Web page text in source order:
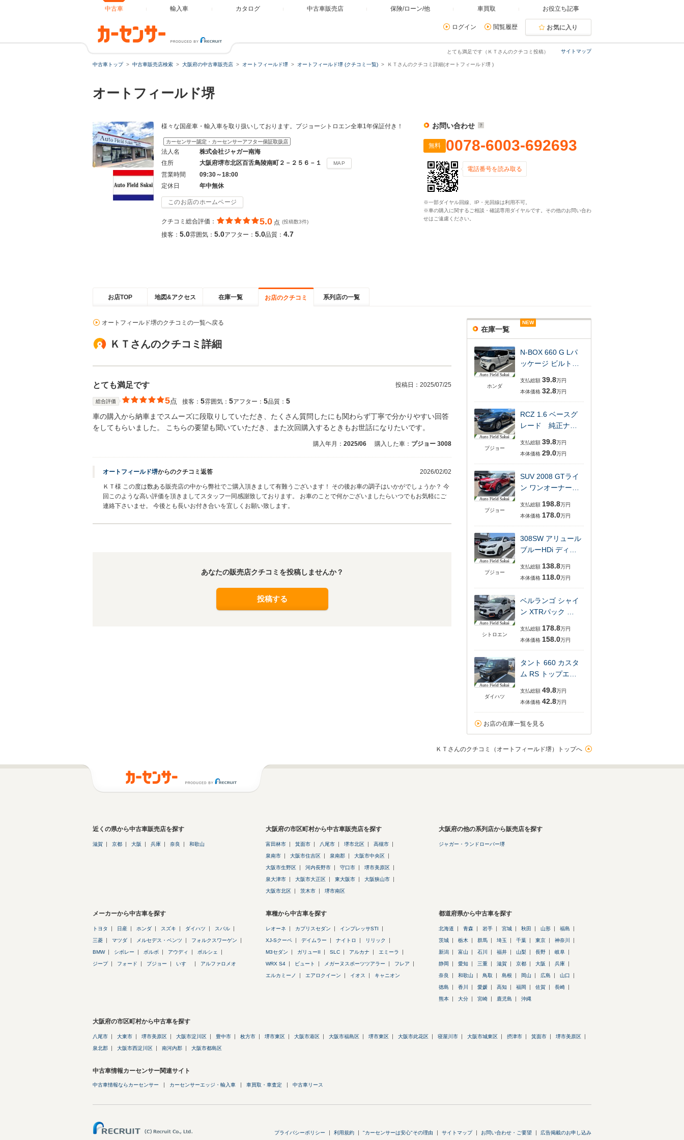
中古車 輸入車 カタログ 中古車販売店 保険/ローン/他 車買取 お役立ち記事
ログイン 閲覧履歴 お気に入り
サイトマップ
とても満足です（ＫＴさんのクチコミ投稿）
中古車トップ 中古車販売店検索 大阪府の中古車販売店 オートフィールド堺 オートフィールド堺 (クチコミ一覧) ＫＴさんのクチコミ詳細(オートフィールド堺 )
オートフィールド堺
様々な国産車・輸入車を取り扱いしております。プジョーシトロエン全車1年保証付き！
カーセンサー認定・カーセンサーアフター保証取扱店
法人名
株式会社ジャガー南海
住所
大阪府堺市北区百舌鳥陵南町２－２５６－１ MAP
営業時間
09:30～18:00
定休日
年中無休
このお店のホームページ
クチコミ総合評価： 5.0 点 (投稿数3件)
接客： 5.0雰囲気： 5.0アフター： 5.0品質： 4.7
お問い合わせ
無料 0078-6003-692693
電話番号を読み取る
※一部ダイヤル回線、IP・光回線は利用不可。
※車の購入に関するご相談・確認専用ダイヤルです。その他のお問い合わ
せはご遠慮ください。
お店TOP 地図&アクセス 在庫一覧 お店のクチコミ 系列店の一覧
オートフィールド堺のクチコミの一覧へ戻る
ＫＴさんのクチコミ詳細
とても満足です 投稿日： 2025/07/25
総合評価 5点 接客： 5雰囲気： 5アフター： 5品質： 5
車の購入から納車までスムーズに段取りしていただき、たくさん質問したにも関わらず丁寧で分かりやすい回答
をしてもらいました。 こちらの要望も聞いていただき、また次回購入するときもお世話になりたいです。
購入年月： 2025/06 購入した車： プジョー 3008
オートフィールド堺からのクチコミ返答 2026/02/02
ＫＴ様 この度は数ある販売店の中から弊社でご購入頂きまして有難うございます！ その後お車の調子はいかがでしょうか？ 今
回このような高い評価を頂きましてスタッフ一同感謝致しております。 お車のことで何かございましたらいつでもお気軽にご
連絡下さいませ。 今後とも長いお付き合いを宜しくお願い致します。
あなたの販売店クチコミを投稿しませんか？
投稿する
在庫一覧
ホンダ
NEW
N-BOX 660 G Lパ
ッケージ ビルト…
支払総額 39.8万円
本体価格 32.8万円
プジョー
NEW
RCZ 1.6 ベースグ
レード 純正ナ…
支払総額 39.8万円
本体価格 29.0万円
プジョー
NEW
SUV 2008 GTライ
ン ワンオーナー…
支払総額 198.8万円
本体価格 178.0万円
プジョー
NEW
308SW アリュール
ブルーHDi ディ…
支払総額 138.8万円
本体価格 118.0万円
シトロエン
ベルランゴ シャイ
ン XTRパック …
支払総額 178.8万円
本体価格 158.0万円
ダイハツ
タント 660 カスタ
ム RS トップエ…
支払総額 49.8万円
本体価格 42.8万円
お店の在庫一覧を見る
ＫＴさんのクチコミ（オートフィールド堺）トップへ
近くの県から中古車販売店を探す
滋賀 京都 大阪 兵庫 奈良 和歌山
大阪府の市区町村から中古車販売店を探す
富田林市 箕面市 八尾市 堺市北区 高槻市
泉南市 大阪市住吉区 泉南郡 大阪市中央区
大阪市生野区 河内長野市 守口市 堺市美原区
泉大津市 大阪市大正区 東大阪市 大阪狭山市
大阪市北区 茨木市 堺市南区
大阪府の他の系列店から販売店を探す
ジャガー・ランドローバー堺
メーカーから中古車を探す
トヨタ 日産 ホンダ スズキ ダイハツ スバル
三菱 マツダ メルセデス・ベンツ フォルクスワーゲン
BMW シボレー ボルボ アウディ ポルシェ
ジープ フォード プジョー いすゞ アルファロメオ
車種から中古車を探す
レオーネ カプリスセダン インプレッサSTI
XJ-Sクーペ デイムラー ナイトロ リリック
M3セダン ガリューII SLC アルカナ エミーラ
WRX S4 ビュート メガーヌスポーツツアラー フレア
エルカミーノ エアロクイーン イオス キャニオン
都道府県から中古車を探す
北海道 青森 岩手 宮城 秋田 山形 福島
茨城 栃木 群馬 埼玉 千葉 東京 神奈川
新潟 富山 石川 福井 山梨 長野 岐阜
静岡 愛知 三重 滋賀 京都 大阪 兵庫
奈良 和歌山 鳥取 島根 岡山 広島 山口
徳島 香川 愛媛 高知 福岡 佐賀 長崎
熊本 大分 宮崎 鹿児島 沖縄
大阪府の市区町村から中古車を探す
八尾市 大東市 堺市美原区 大阪市淀川区 豊中市 枚方市 堺市東区 大阪市港区 大阪市福島区 堺市東区 大阪市此花区 寝屋川市 大阪市城東区 摂津市 箕面市 堺市美原区
泉北郡 大阪市西淀川区 南河内郡 大阪市都島区
中古車情報カーセンサー関連サイト
中古車情報ならカーセンサー カーセンサーエッジ・輸入車 車買取・車査定 中古車リース
プライバシーポリシー 利用規約 "カーセンサーは安心"その理由 サイトマップ お問い合わせ・ご要望 広告掲載のお申し込み